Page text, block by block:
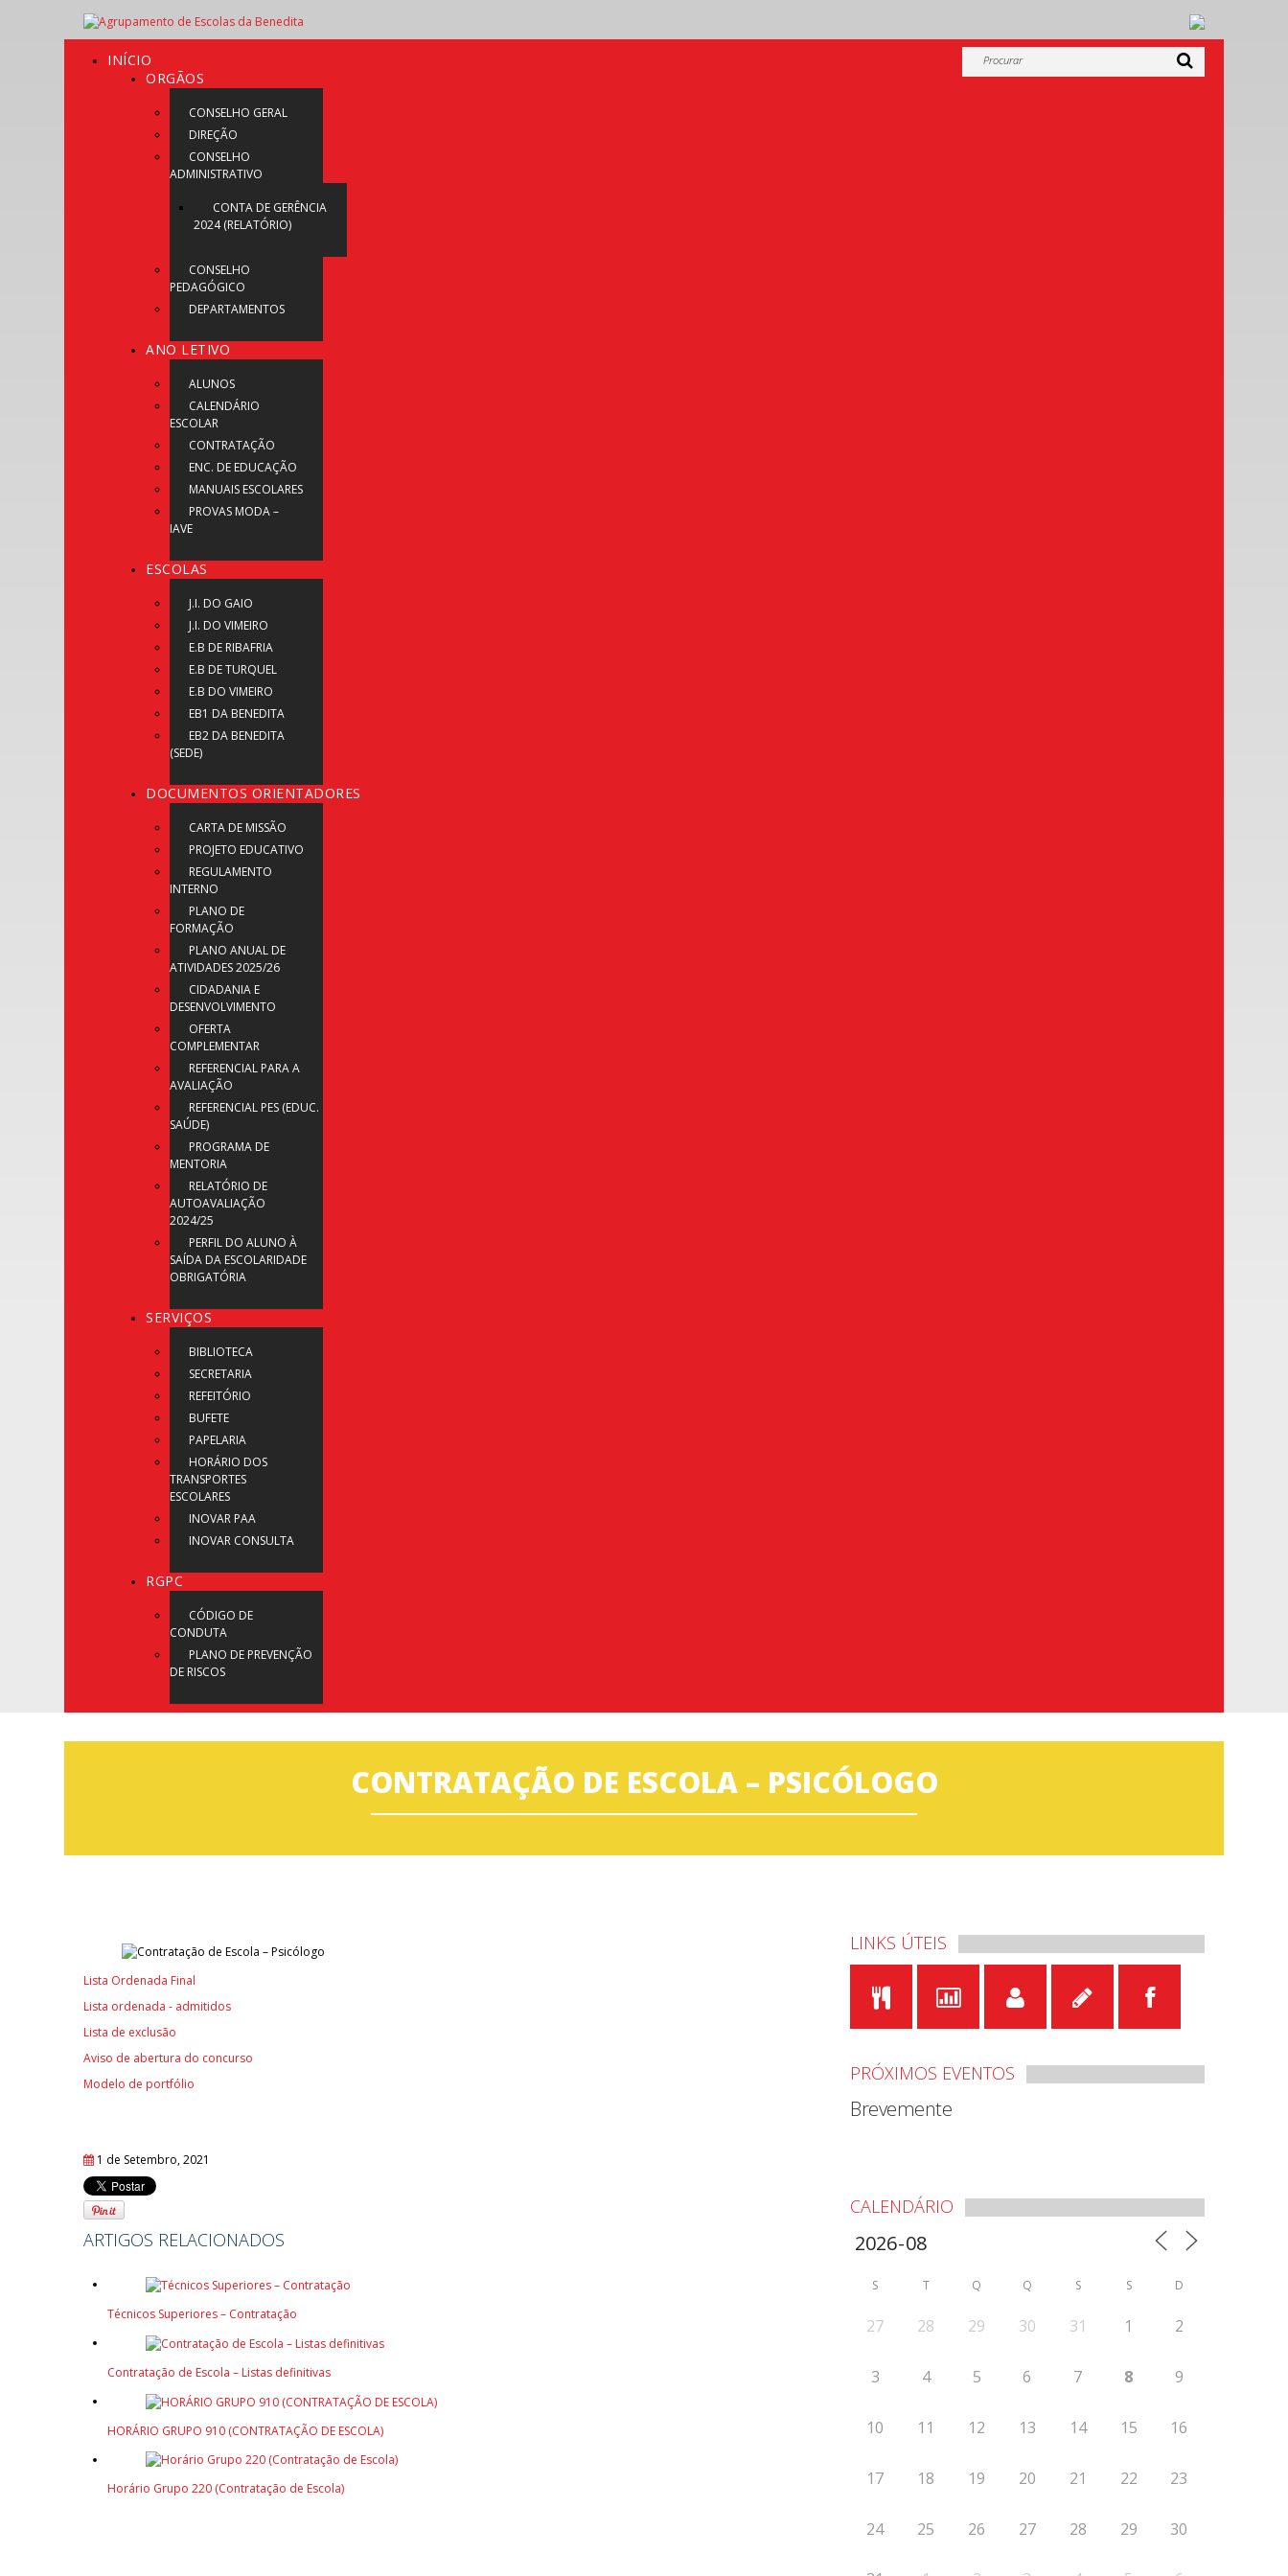
INÍCIO
ORGÃOS
CONSELHO GERAL
DIREÇÃO
CONSELHO
ADMINISTRATIVO
CONTA DE GERÊNCIA
2024 (RELATÓRIO)
CONSELHO
PEDAGÓGICO
DEPARTAMENTOS
ANO LETIVO
ALUNOS
CALENDÁRIO
ESCOLAR
CONTRATAÇÃO
ENC. DE EDUCAÇÃO
MANUAIS ESCOLARES
PROVAS MODA –
IAVE
ESCOLAS
J.I. DO GAIO
J.I. DO VIMEIRO
E.B DE RIBAFRIA
E.B DE TURQUEL
E.B DO VIMEIRO
EB1 DA BENEDITA
EB2 DA BENEDITA
(SEDE)
DOCUMENTOS ORIENTADORES
CARTA DE MISSÃO
PROJETO EDUCATIVO
REGULAMENTO
INTERNO
PLANO DE
FORMAÇÃO
PLANO ANUAL DE
ATIVIDADES 2025/26
CIDADANIA E
DESENVOLVIMENTO
OFERTA
COMPLEMENTAR
REFERENCIAL PARA A
AVALIAÇÃO
REFERENCIAL PES (EDUC.
SAÚDE)
PROGRAMA DE
MENTORIA
RELATÓRIO DE
AUTOAVALIAÇÃO
2024/25
PERFIL DO ALUNO À
SAÍDA DA ESCOLARIDADE
OBRIGATÓRIA
SERVIÇOS
BIBLIOTECA
SECRETARIA
REFEITÓRIO
BUFETE
PAPELARIA
HORÁRIO DOS
TRANSPORTES
ESCOLARES
INOVAR PAA
INOVAR CONSULTA
RGPC
CÓDIGO DE
CONDUTA
PLANO DE PREVENÇÃO
DE RISCOS
CONTRATAÇÃO DE ESCOLA – PSICÓLOGO
Lista Ordenada Final
Lista ordenada - admitidos
Lista de exclusão
Aviso de abertura do concurso
Modelo de portfólio
1 de Setembro, 2021
ARTIGOS RELACIONADOS
Técnicos Superiores – Contratação
Contratação de Escola – Listas definitivas
HORÁRIO GRUPO 910 (CONTRATAÇÃO DE ESCOLA)
Horário Grupo 220 (Contratação de Escola)
LINKS ÚTEIS
PRÓXIMOS EVENTOS
Brevemente
CALENDÁRIO
S T Q Q S S D
27 28 29 30 31 1 2
3 4 5 6 7 8 9
10 11 12 13 14 15 16
17 18 19 20 21 22 23
24 25 26 27 28 29 30